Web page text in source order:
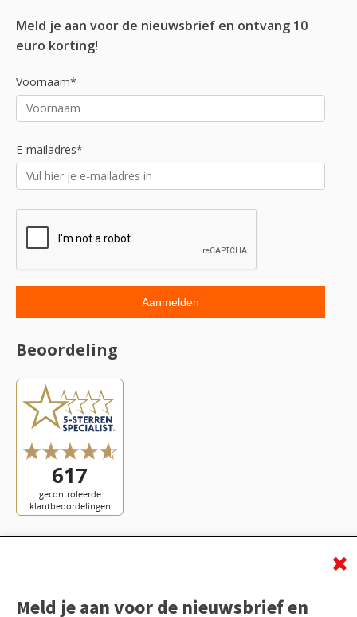
Meld je aan voor de nieuwsbrief en ontvang 10
euro korting!
Voornaam*
E-mailadres*
Beoordeling
Meld je aan voor de nieuwsbrief en